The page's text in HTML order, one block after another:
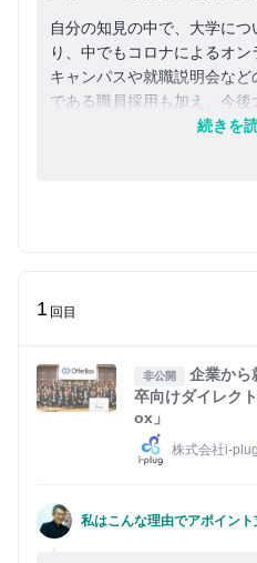
自分の知見の中で、大学に
り、中でもコロナによるオ
キャンパスや就職説明会な
である職員採用も加え、今後
す増えると考えております。
続きを
1 回目
非公開
企業か
卒向けダイレク
ox」
株式会社i-plug
私はこんな理由でアポイント